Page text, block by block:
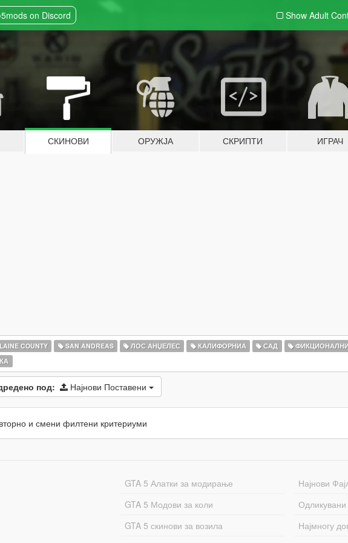
5mods on Discord Show Adult
СКИНОВИ ОРУЖЈА СКРИПТИ ИГРАЧ
COUNTY SAN ANDREAS ЛОС АНЏЕЛЕС КАЛИФОРНИА САД
под: Најнови Поставени
и смени филтени критериуми
GTA 5 Алатки за модирање
GTA 5 Модови за коли
GTA 5 скинови за возила
Најнови
Најмногу